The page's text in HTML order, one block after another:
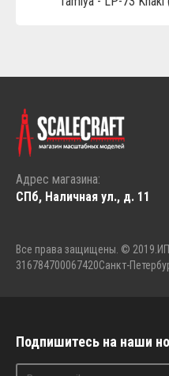
Адрес магазина:
СПб, Наличная ул., д. 11
Все права защищены. © 2019.
316784700067420Санкт-
Подпишитесь на наши